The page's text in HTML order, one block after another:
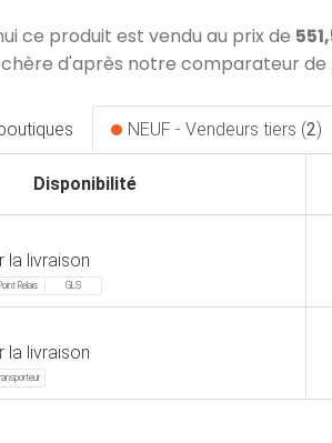
ce produit est vendu au prix de
d'après notre comparateur de
NEUF - Vendeurs tiers (2)
Disponibilité
la livraison
Relais GLS
la livraison